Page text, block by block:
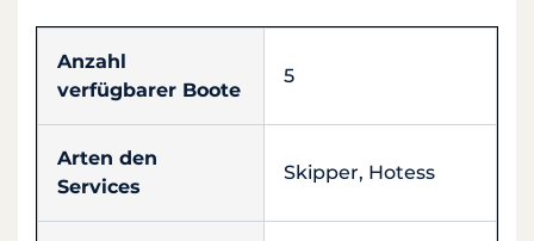
Anzahl
verfügbarer Boote
5
Arten den
Services
Skipper, Hotess